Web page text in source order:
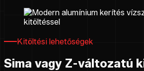
Kitöltési lehetőségek
Sima vagy Z-változatú